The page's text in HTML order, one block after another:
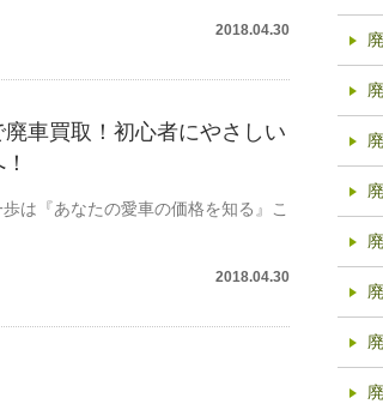
2018.04.30
車買取！初心者にやさしい
は『あなたの愛車の価格を知る』こ
2018.04.30